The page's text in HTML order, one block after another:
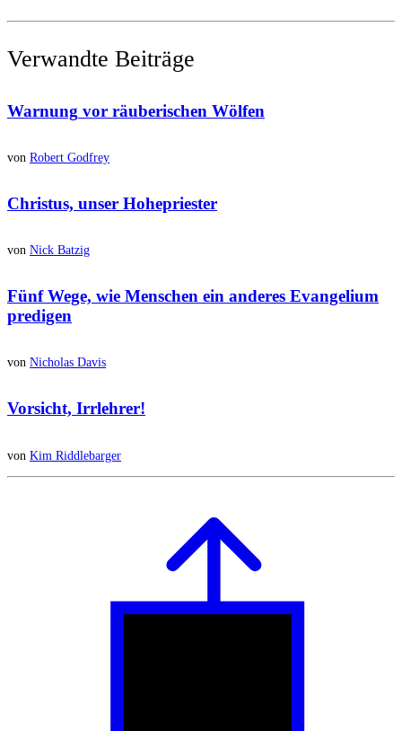
Verwandte Beiträge
Warnung vor räuberischen Wölfen
von Robert Godfrey
Christus, unser Hohepriester
von Nick Batzig
Fünf Wege, wie Menschen ein anderes Evangelium
predigen
von Nicholas Davis
Vorsicht, Irrlehrer!
von Kim Riddlebarger